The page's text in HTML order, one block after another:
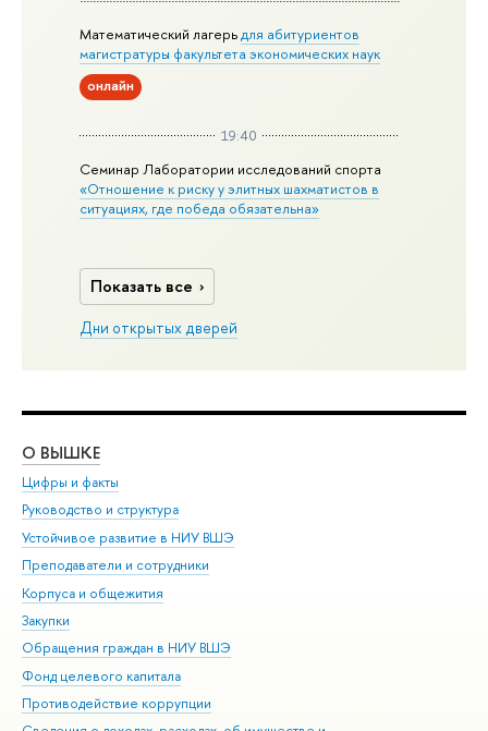
Математический лагерьдля абитуриентов
магистратуры факультета экономических наук
онлайн
19:40
Семинар Лаборатории исследований спорта
«Отношение к риску у элитных шахматистов в
ситуациях, где победа обязательна»
Показать все
Дни открытых дверей
О ВЫШКЕ
Цифры и факты
Руководство и структура
Устойчивое развитие в НИУ ВШЭ
Преподаватели и сотрудники
Корпуса и общежития
Закупки
Обращения граждан в НИУ ВШЭ
Фонд целевого капитала
Противодействие коррупции